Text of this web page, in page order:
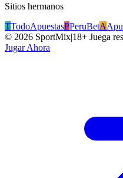
Sitios hermanos
TTodoApuestasPPeruBetA
© 2026 SportMix|18+ Juega
Jugar Ahora